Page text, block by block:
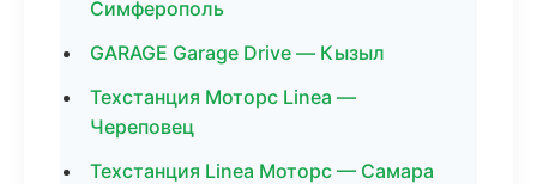
Симферополь
GARAGE Garage Drive — Кызыл
Техстанция Моторс Linea —
Череповец
Техстанция Linea Моторс — Самара